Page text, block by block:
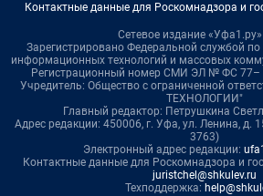
Контактные данные для Роскомнадзора и
Сетевое издание
Зарегистрировано Федеральной службой по
информационных технологий и массовых
Регистрационный номер СМИ ЭЛ № ФС 77–
Учредитель: Общество с ограниченной
ТЕХНОЛОГИИ"
Главный редактор: Петрушкина
Адрес редакции: 450006, г. Уфа, ул. Ленина, д.
3763)
Электронный адрес редакции:
Контактные данные для Роскомнадзора и
juristchel@shkulev.ru
Техподдержка: